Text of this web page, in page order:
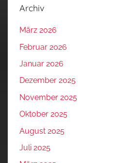
Archiv
März 2026
Februar 2026
Januar 2026
Dezember 2025
November 2025
Oktober 2025
August 2025
Juli 2025